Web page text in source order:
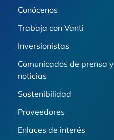
Conócenos
Trabaja con Vanti
Inversionistas
Comunicados de prensa y
noticias
Sostenibilidad
Proveedores
Enlaces de interés